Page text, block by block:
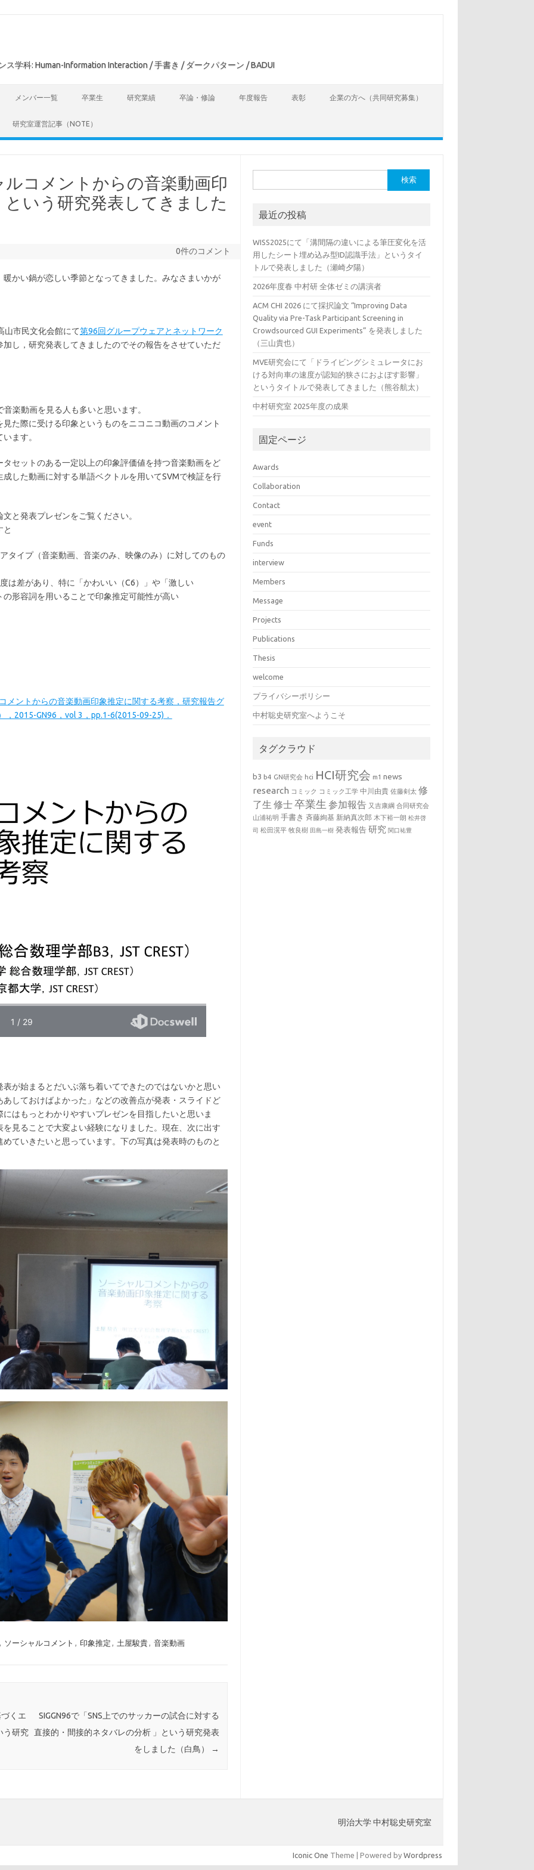
ス学科: Human-Information Interaction / 手書き / ダークパターン / BADUI
メンバー一覧 卒業生 研究業績 卒論・修論 年度報告 表彰 企業の方へ（共同研究募集）
研究室運営記事（NOTE）
ルコメントからの音楽動画印
いう研究発表してきました
0件のコメント
かい鍋が恋しい季節となってきました。みなさまいかが
山市民文化会館にて第96回グループウェアとネットワーク
し，研究発表してきましたのでその報告をさせていただ
楽動画を見る人も多いと思います。
た際に受ける印象というものをニコニコ動画のコメント
ます。
セットのある一定以上の印象評価値を持つ音楽動画をど
した動画に対する単語ベクトルを用いてSVMで検証を行
と発表プレゼンをご覧ください。
と
タイプ（音楽動画、音楽のみ、映像のみ）に対してのもの
は差があり、特に「かわいい（C6）」や「激しい
形容詞を用いることで印象推定可能性が高い
メントからの音楽動画印象推定に関する考察，研究報告グ
2015-GN96，vol 3，pp.1-6(2015-09-25)．
が始まるとだいぶ落ち着いてできたのではないかと思い
しておけばよかった」などの改善点が発表・スライドど
はもっとわかりやすいプレゼンを目指したいと思いま
見ることで大変よい経験になりました。現在、次に出す
ていきたいと思っています。下の写真は発表時のものと
ソーシャルコメント , 印象推定 , 土屋駿貴, 音楽動画
くエ
う研究
SIGGN96で「SNS上でのサッカーの試合に対する
直接的・間接的ネタバレの分析 」という研究発表
をしました（白鳥）
→
索:
最近の投稿
WISS2025にて「溝間隔の違いによる筆圧変化を活
用したシート埋め込み型ID認識手法」というタイ
トルで発表しました（瀬崎夕陽）
2026年度春 中村研 全体ゼミの講演者
ACM CHI 2026 にて採択論文 “Improving Data
Quality via Pre-Task Participant Screening in
Crowdsourced GUI Experiments” を発表しました
（三山貴也）
MVE研究会にて「ドライビングシミュレータにお
ける対向車の速度が認知的狭さにおよぼす影響」
というタイトルで発表してきました（熊谷航太）
中村研究室 2025年度の成果
固定ページ
Awards
Collaboration
Contact
event
Funds
interview
Members
Message
Projects
Publications
Thesis
welcome
プライバシーポリシー
中村聡史研究室へようこそ
タグクラウド
b3 b4 GN研究会 hci HCI研究会 m1 news
research コミック コミック工学 中川由貴 佐藤剣太 修
了生 修士卒業生 参加報告 又吉康綱 合同研究会
山浦祐明 手書き 斉藤絢基 新納真次郎 木下裕一朗 松井啓
司 松田滉平 牧良樹 田島一樹 発表報告 研究 関口祐豊
明治大学 中村聡史研究室
Iconic One Theme | Powered by Wordpress